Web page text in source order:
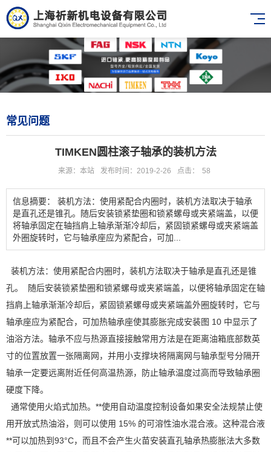
常见问题
TIMKEN圆柱滚子轴承的装机方法
来源：本站 发布时间：2019-2-26 点击： 58
信息摘要： 装机方法：使用紧配合内圈时，装机方法取决于轴承
是直孔还是锥孔。随后安装锁紧垫圈和锁紧螺母或夹紧端盖，以便
将轴承固定在轴挡肩上轴承渐渐冷却后，紧固锁紧螺母或夹紧端盖
外圈旋转时，它与轴承座应为紧配合，可加...
装机方法：使用紧配合内圈时，装机方法取决于轴承是直孔还是锥
孔。 随后安装锁紧垫圈和锁紧螺母或夹紧端盖，以便将轴承固定在轴
挡肩上轴承渐渐冷却后，紧固锁紧螺母或夹紧端盖外圈旋转时，它与
轴承座应为紧配合，可加热轴承座使其膨胀完成安装图 10 中显示了
油浴方法。轴承不应与热源直接接触常用方法是在距离油箱底部数英
寸的位置放置一张隔离网，并用小支撑块将隔离网与轴承型号分隔开
轴承一定要远离附近任何高温热源，防止轴承温度过高而导致轴承圈
硬度下降。
通常使用火焰式加热。**使用自动温度控制设备如果安全法规禁止使
用开放式热油浴，则可以使用 15% 的可溶性油水混合液。这种混合液
**可以加热到93°C，而且不会产生火苗安装直孔轴承热膨胀法大多数